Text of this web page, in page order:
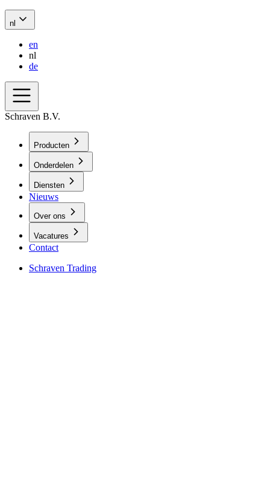
nl
en
nl
de
Schraven B.V.
Producten
Onderdelen
Diensten
Nieuws
Over ons
Vacatures
Contact
Schraven Trading